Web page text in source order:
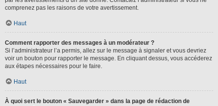
comprenez pas les raisons de votre avertissement.
Haut
Comment rapporter des messages à un modérateur ?
Si l’administrateur l’a permis, allez sur le message à signaler et vous devriez
voir un bouton pour rapporter le message. En cliquant dessus, vous accéderez
aux étapes nécessaires pour le faire.
Haut
À quoi sert le bouton « Sauvegarder » dans la page de rédaction de